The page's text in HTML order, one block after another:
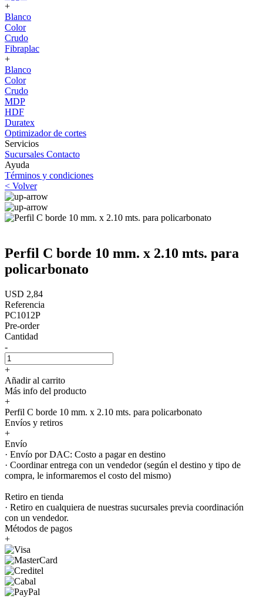
+
Blanco
Color
Crudo
Fibraplac
+
Blanco
Color
Crudo
MDP
HDF
Duratex
Optimizador de cortes
Servicios
Sucursales Contacto
Ayuda
Términos y condiciones
< Volver
Perfil C borde 10 mm. x 2.10 mts. para
policarbonato
USD 2,84
Referencia
PC1012P
Pre-order
Cantidad
-
+
Añadir al carrito
Más info del producto
+
Perfil C borde 10 mm. x 2.10 mts. para policarbonato
Envíos y retiros
+
Envío
· Envío por DAC: Costo a pagar en destino
· Coordinar entrega con un vendedor (según el destino y tipo de
compra, le informaremos el costo del mismo)
Retiro en tienda
· Retiro en cualquiera de nuestras sucursales previa coordinación
con un vendedor.
Métodos de pagos
+